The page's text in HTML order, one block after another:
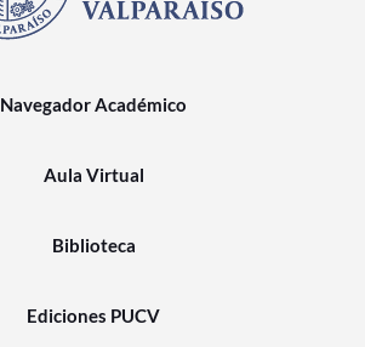
Navegador Académico
Aula Virtual
Biblioteca
Ediciones PUCV